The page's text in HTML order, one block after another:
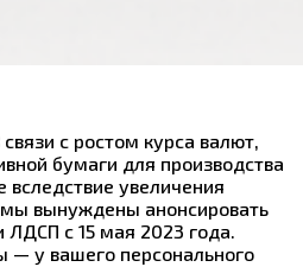
с ростом курса валют,
бумаги для производства
увеличения
вынуждены анонсировать
с 15 мая 2023 года.
— у вашего персонального